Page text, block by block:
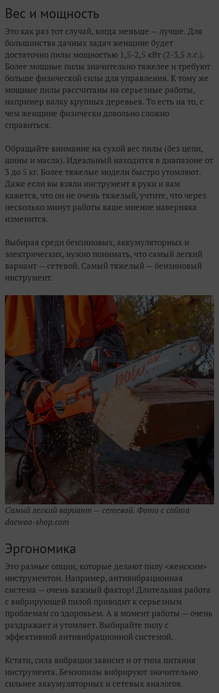
Вес и мощность
Это как раз тот случай, когда меньше — лучше. Для
большинства дачных задач женщине будет
достаточно пилы мощностью 1,5-2,5 кВт (2-3,5 л.с.).
Более мощные пилы значительно тяжелее и требуют
больше физической силы для управления. К тому же
мощные пилы рассчитаны на серьезные работы,
например валку крупных деревьев. То есть на то, с
чем женщине физически довольно сложно
справиться.
Обращайте внимание на сухой вес пилы (без цепи,
шины и масла). Идеальный находится в диапазоне от
3 до 5 кг. Более тяжелые модели быстро утомляют.
Даже если вы взяли инструмент в руки и вам
кажется, что он не очень тяжелый, учтите, что через
несколько минут работы ваше мнение наверняка
изменится.
Выбирая среди бензиновых, аккумуляторных и
электрических, нужно понимать, что самый легкий
вариант — сетевой. Самый тяжелый — бензиновый
инструмент.
Самый легкий вариант — сетевой. Фото с сайта
daewoo-shop.com
Эргономика
Это разные опции, которые делают пилу «женским»
инструментом. Например, антивибрационная
система — очень важный фактор! Длительная работа
с вибрирующей пилой приводит к серьезным
проблемам со здоровьем. А в момент работы — очень
раздражает и утомляет. Выбирайте пилу с
эффективной антивибрационной системой.
Кстати, сила вибрации зависит и от типа питания
инструмента. Бензопилы вибрируют значительно
сильнее аккумуляторных и сетевых аналогов.